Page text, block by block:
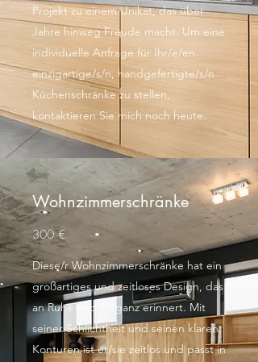
Projekt zu einem Unikat, das über
Jahre hinweg Freude macht. Um eine
individuelle Anfrage für Ihr/e/en
einzigartige/s/n, handgefertigte/s/n
Küchenschränke zu stellen,
kontaktieren Sie mich noch heute.
Wohnzimmerschränke
300 €
Diese/r Wohnzimmerschränke hat ein
großartiges und zeitloses Design, das
an Ruhe und Eleganz erinnert. Mit
seiner Schlichtheit und seinen klaren
Konturen ist er/sie zeitlos und passt in